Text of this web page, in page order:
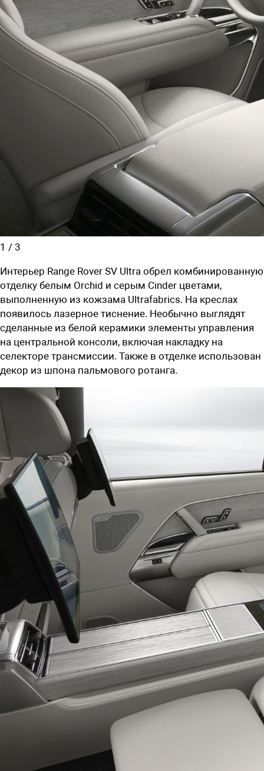
1 / 3
Интерьер Range Rover SV Ultra обрел комбинированную
отделку белым Orchid и серым Cinder цветами,
выполненную из кожзама Ultrafabrics. На креслах
появилось лазерное тиснение. Необычно выглядят
сделанные из белой керамики элементы управления
на центральной консоли, включая накладку на
селекторе трансмиссии. Также в отделке использован
декор из шпона пальмового ротанга.